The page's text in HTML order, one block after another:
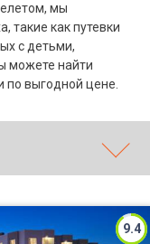
мы
такие как путевки
с детьми,
можете найти
по выгодной цене.
9.4